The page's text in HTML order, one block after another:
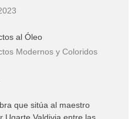
al Óleo
Modernos y Coloridos
que sitúa al maestro
Ugarte Valdivia entre las